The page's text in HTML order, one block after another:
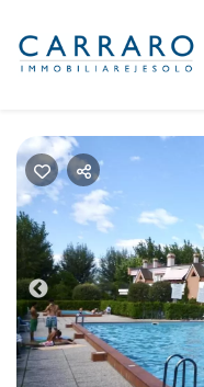
Previous